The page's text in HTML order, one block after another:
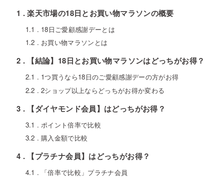
1 楽天市場の18日とお買い物マラソンの概要
1.1
18日ご愛顧感謝デーとは
1.2
お買い物マラソンとは
2 【結論】18日とお買い物マラソンはどっちがお得？
2.1
1つ買うなら18日のご愛顧感謝デーの方がお得
2.2
2ショップ以上ならどっちがお得か変わる
3 【ダイヤモンド会員】はどっちがお得？
3.1
ポイント倍率で比較
3.2
購入金額で比較
4 【プラチナ会員】はどっちがお得？
4.1
「倍率で比較」プラチナ会員